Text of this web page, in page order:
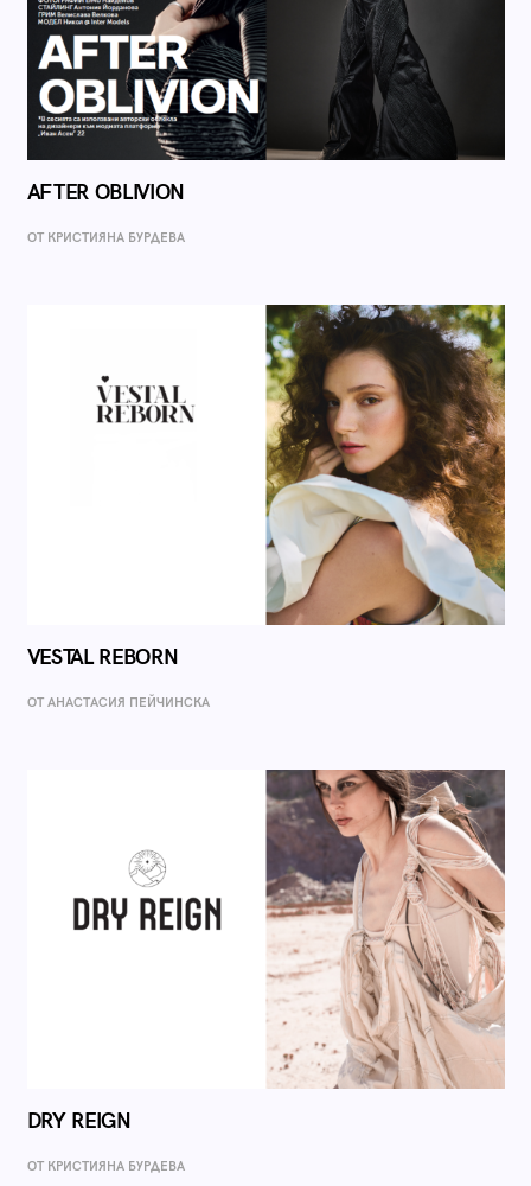
AFTER OBLIVION
ОТ КРИСТИЯНА БУРДЕВА
VESTAL REBORN
ОТ AНАСТАСИЯ ПЕЙЧИНСКА
DRY REIGN
ОТ КРИСТИЯНА БУРДЕВА